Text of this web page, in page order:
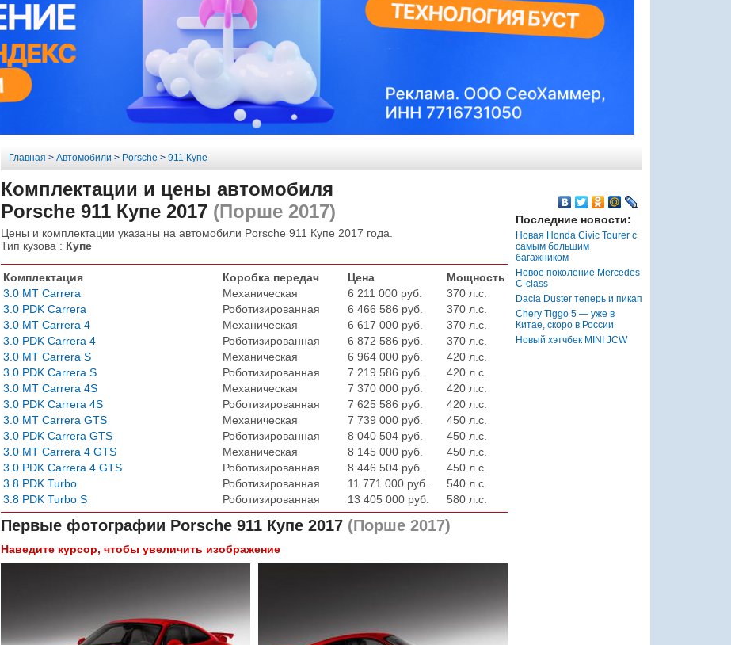
Главная > Автомобили > Porsche> 911 Купе
Комплектации и цены автомобиля
Porsche 911 Купе 2017(Порше 2017)
Цены и комплектации указаны на автомобили Porsche 911 Купе 2017 года.
Тип кузова : Купе
Комплектация Коробка передач Цена
Мощность
3.0 MT Carrera
Механическая 6 211 000 руб.
370 л.с.
3.0 PDK Carrera
Роботизированная 6 466 586 руб.
370 л.с.
3.0 MT Carrera 4
Механическая 6 617 000 руб.
370 л.с.
3.0 PDK Carrera 4
Роботизированная 6 872 586 руб.
370 л.с.
3.0 MT Carrera S
Механическая 6 964 000 руб.
420 л.с.
3.0 PDK Carrera S
Роботизированная 7 219 586 руб.
420 л.с.
3.0 MT Carrera 4S
Механическая 7 370 000 руб.
420 л.с.
3.0 PDK Carrera 4S
Роботизированная 7 625 586 руб.
420 л.с.
3.0 MT Carrera GTS
Механическая 7 739 000 руб.
450 л.с.
3.0 PDK Carrera GTS
Роботизированная 8 040 504 руб.
450 л.с.
3.0 MT Carrera 4 GTS
Механическая 8 145 000 руб.
450 л.с.
3.0 PDK Carrera 4 GTS
Роботизированная 8 446 504 руб.
450 л.с.
3.8 PDK Turbo
Роботизированная 11 771 000 руб.
540 л.с.
3.8 PDK Turbo S
Роботизированная 13 405 000 руб. 580 л.с.
Первые фотографии Porsche 911 Купе 2017(Порше 2017)
Наведите курсор, чтобы увеличить изображение
Последние новости:
Новая Honda Civic Tourer с
самым большим
багажником
Новое поколение Mercedes
C-class
Dacia Duster теперь и пикап
Chery Tiggo 5 — уже в
Китае, скоро в России
Новый хэтчбек MINI JCW